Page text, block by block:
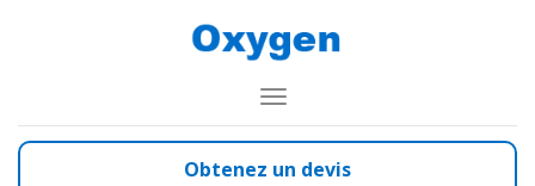
Toggle
Navigation
Obtenez un devis